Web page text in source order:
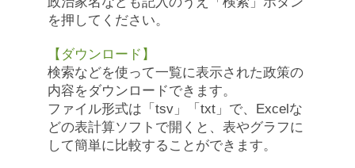
を押してください。
【ダウンロード】
検索などを使って一覧に表示された政策の
内容をダウンロードできます。
ファイル形式は「tsv」「txt」で、Excelな
どの表計算ソフトで開くと、表やグラフに
して簡単に比較することができます。